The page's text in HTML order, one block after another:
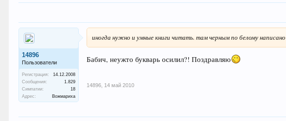
14896
Пользователи
Регистрация:
14.12.2008
Сообщения:
1.829
Симпатии:
18
Адрес:
Вожмариха
иногда нужно и умные книги читать. там черным по белому написано
Бабич, неужто букварь осилил?! Поздравляю
14896 14 май 2010